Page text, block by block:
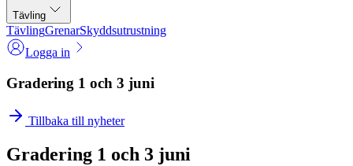
Tävling
TävlingGrenarSkyddsutrustning
Logga in
Gradering 1 och 3 juni
Tillbaka till nyheter
Gradering 1 och 3 juni